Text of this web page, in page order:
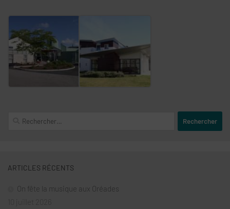
Rechercher :
ARTICLES RÉCENTS
On fête la musique aux Oréades